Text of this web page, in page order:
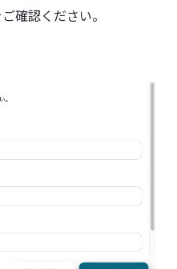
確認ください。